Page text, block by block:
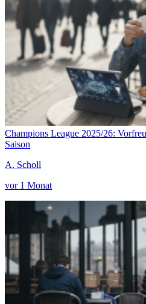
Champions League 2025/26:
Saison
A. Scholl
vor 1 Monat